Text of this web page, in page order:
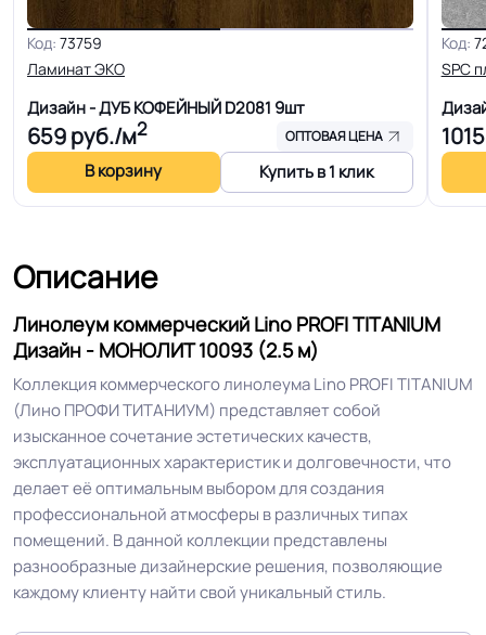
Ширина
Толщина 2.4 мм
Область применения
Для кабинета, Для дома, Для
гостинной, Для кухни, Для
класса школ, Для цеха завода, Для
склада, Для цеха электронной
сборки, Для опта
Допуск изменения
толщин
+-10% мм
Класс горючести КМ2
Класс 34/43 кл.
Код: 73759
Ламинат ЭКО
Дизайн - ДУБ КОФЕЙНЫЙ D2081 9шт
659руб./м2 ОПТОВАЯ ЦЕНА
В корзину Купить в 1 клик
Код:
SPC
1015
Описание
Линолеум коммерческий Lino PROFI TITANIUM
Дизайн - МОНОЛИТ 10093 (2.5 м)
Коллекция коммерческого линолеума Lino PROFI TITANIUM
(Лино ПРОФИ ТИТАНИУМ) представляет собой
изысканное сочетание эстетических качеств,
эксплуатационных характеристик и долговечности, что
делает её оптимальным выбором для создания
профессиональной атмосферы в различных типах
помещений. В данной коллекции представлены
разнообразные дизайнерские решения, позволяющие
каждому клиенту найти свой уникальный стиль.